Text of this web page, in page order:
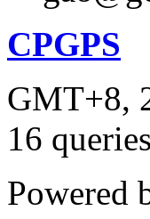
CPGPS
GMT+8,
16
Powered